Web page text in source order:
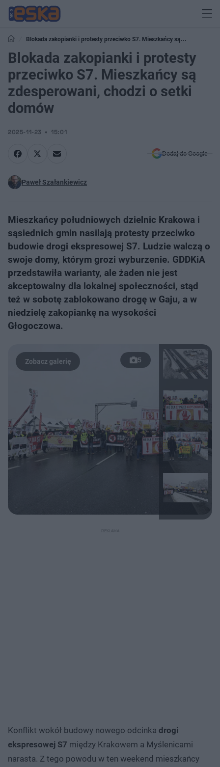
Blokada zakopianki i protesty przeciwko S7. Mieszkańcy są
zdesperowani, chodzi o setki domów
Blokada zakopianki i protesty
przeciwko S7. Mieszkańcy są
zdesperowani, chodzi o setki
domów
2025-11-23 15:01
Dodaj do Google
Paweł Szałankiewicz
Mieszkańcy południowych dzielnic Krakowa i
sąsiednich gmin nasilają protesty przeciwko
budowie drogi ekspresowej S7. Ludzie walczą o
swoje domy, którym grozi wyburzenie. GDDKiA
przedstawiła warianty, ale żaden nie jest
akceptowalny dla lokalnej społeczności, stąd
też w sobotę zablokowano drogę w Gaju, a w
niedzielę zakopiankę na wysokości
Głogoczowa.
5
Konflikt wokół budowy nowego odcinka drogi
ekspresowej S7 między Krakowem a Myślenicami
narasta. Z tego powodu w ten weekend mieszkańcy